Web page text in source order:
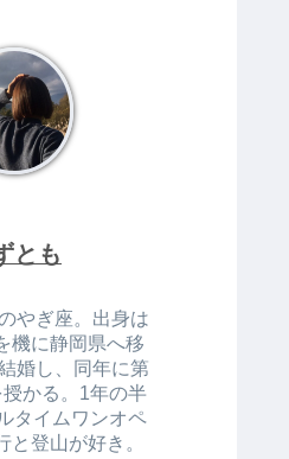
とも
やぎ座。出身は
機に静岡県へ移
婚し、同年に第
かる。1年の半
タイムワンオペ
と登山が好き。